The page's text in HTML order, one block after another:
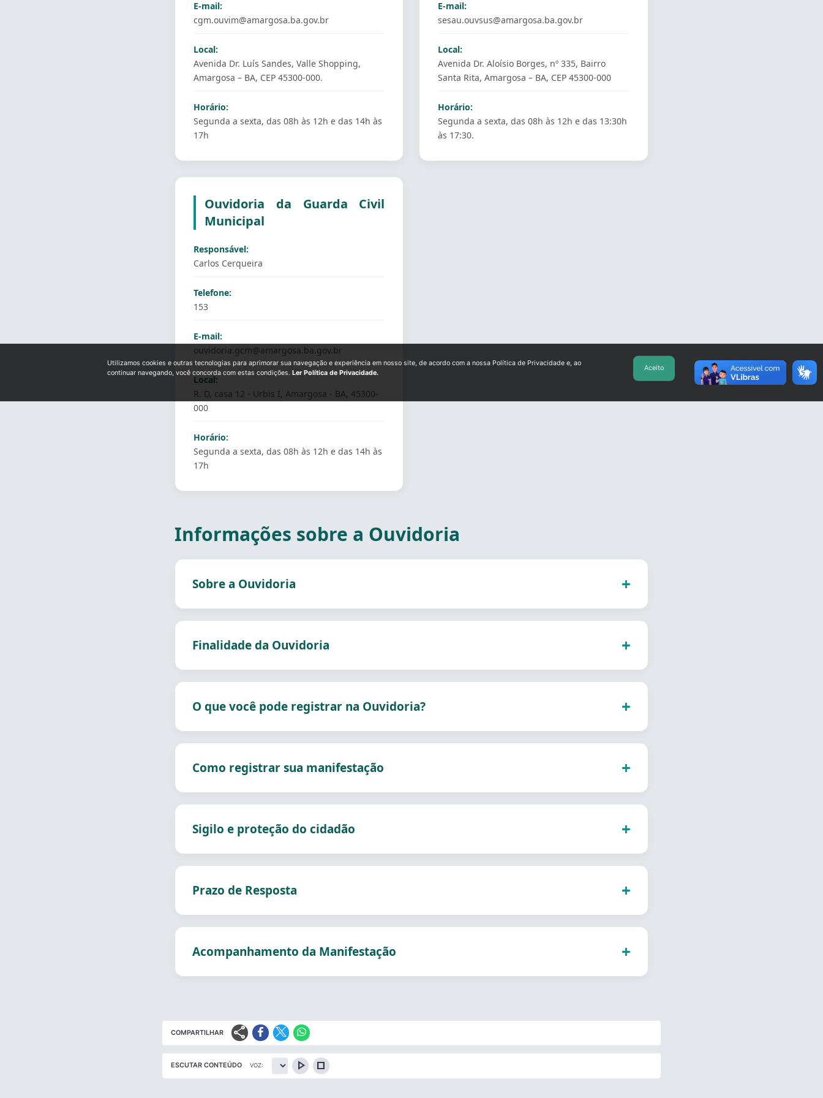
E-mail:
cgm.ouvim@amargosa.ba.gov.br
Local:
Avenida Dr. Luís Sandes, Valle Shopping,
Amargosa – BA, CEP 45300-000.
Horário:
Segunda a sexta, das 08h às 12h e das 14h às
17h
E-mail:
sesau.ouvsus@amargosa.ba.gov.br
Local:
Avenida Dr. Aloísio Borges, nº 335, Bairro
Santa Rita, Amargosa – BA, CEP 45300-000
Horário:
Segunda a sexta, das 08h às 12h e das 13:30h
às 17:30.
Ouvidoria da Guarda Civil
Municipal
Responsável:
Carlos Cerqueira
Telefone:
153
E-mail:
ouvidoria.gcm@amargosa.ba.gov.br
Local:
R. D, casa 12 - Urbis I, Amargosa - BA, 45300-
000
Horário:
Segunda a sexta, das 08h às 12h e das 14h às
17h
Informações sobre a Ouvidoria
Sobre a Ouvidoria
Finalidade da Ouvidoria
O que você pode registrar na Ouvidoria?
Como registrar sua manifestação
Sigilo e proteção do cidadão
Prazo de Resposta
Acompanhamento da Manifestação
COMPARTILHAR share
ESCUTAR CONTEÚDO VOZ: play_arrow stop
Utilizamos cookies e outras tecnologias para aprimorar sua navegação e experiência em nosso site, de acordo com a nossa Política de Privacidade e, ao
continuar navegando, você concorda com estas condições. Ler Política de Privacidade.
Aceito